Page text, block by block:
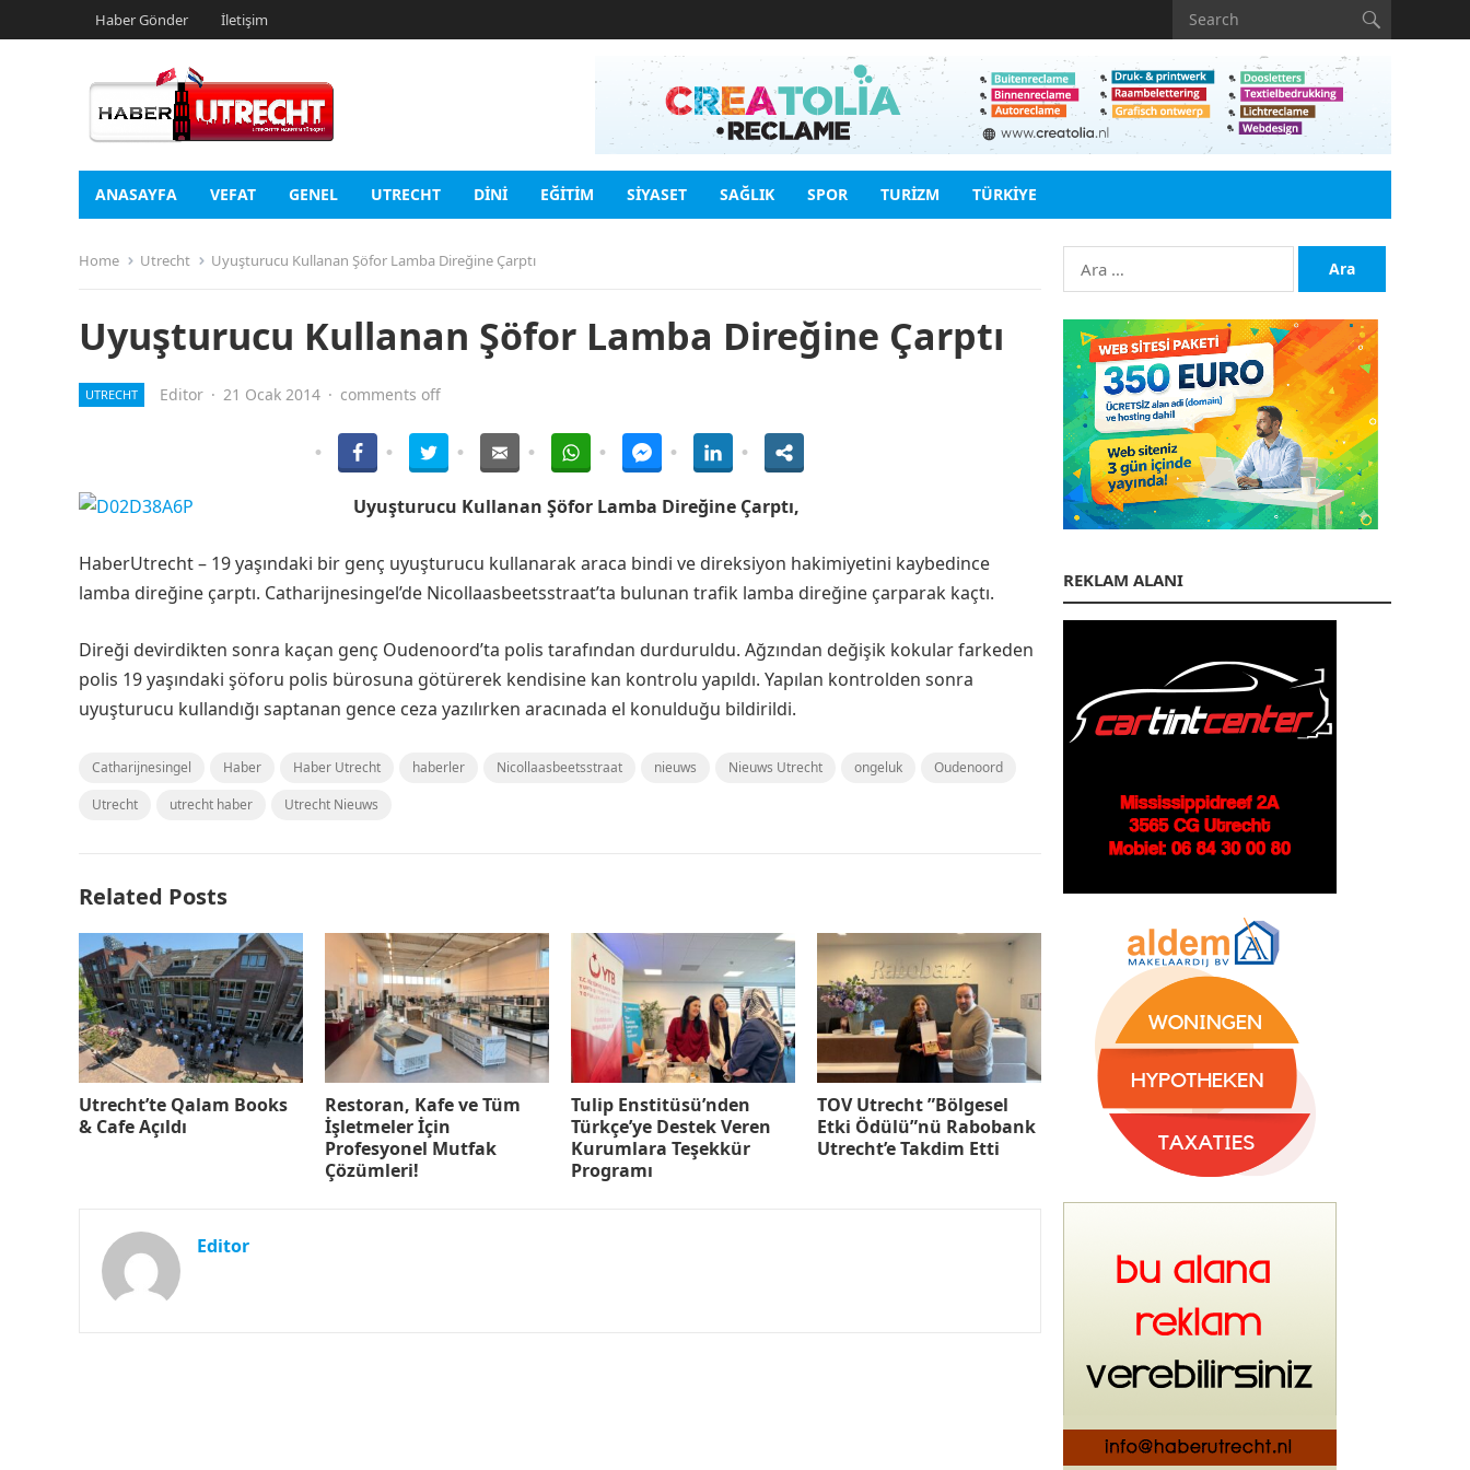
Haber Gönder İletişim
ANASAYFA VEFAT GENEL UTRECHT DINI EĞITIM SIYASET SAĞLIK SPOR TURIZM TÜRKIYE
Home Utrecht Uyuşturucu Kullanan Şöfor Lamba Direğine Çarptı
Uyuşturucu Kullanan Şöfor Lamba Direğine Çarptı
UTRECHT Editor · 21 Ocak 2014 · comments off
Uyuşturucu Kullanan Şöfor Lamba Direğine Çarptı,
HaberUtrecht – 19 yaşındaki bir genç uyuşturucu kullanarak araca bindi ve direksiyon hakimiyetini kaybedince
lamba direğine çarptı. Catharijnesingel’de Nicollaasbeetsstraat’ta bulunan trafik lamba direğine çarparak kaçtı.
Direği devirdikten sonra kaçan genç Oudenoord’ta polis tarafından durduruldu. Ağzından değişik kokular farkeden
polis 19 yaşındaki şöforu polis bürosuna götürerek kendisine kan kontrolu yapıldı. Yapılan kontrolden sonra
uyuşturucu kullandığı saptanan gence ceza yazılırken aracınada el konulduğu bildirildi.
Catharijnesingel Haber Haber Utrecht haberler Nicollaasbeetsstraat nieuws Nieuws Utrecht ongeluk
Oudenoord
Utrecht
utrecht haber Utrecht Nieuws
Related Posts
Utrecht’te Qalam Books
& Cafe Açıldı
Restoran, Kafe ve Tüm
İşletmeler İçin
Profesyonel Mutfak
Çözümleri!
Tulip Enstitüsü’nden
Türkçe’ye Destek Veren
Kurumlara Teşekkür
Programı
TOV Utrecht ”Bölgesel
Etki Ödülü”nü Rabobank
Utrecht’e Takdim Etti
Editor
Arama:
REKLAM ALANI